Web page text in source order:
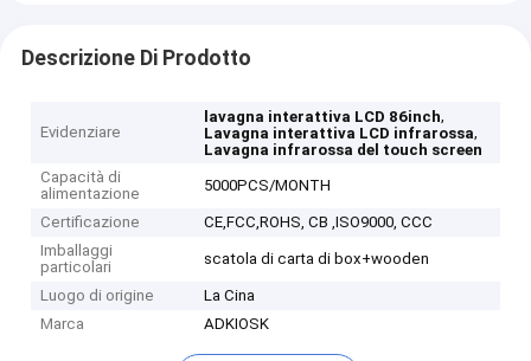
Descrizione Di Prodotto
Evidenziare
lavagna interattiva LCD 86inch,
Lavagna interattiva LCD infrarossa,
Lavagna infrarossa del touch screen
Capacità di
alimentazione
5000PCS/MONTH
Certificazione
CE,FCC,ROHS, CB ,ISO9000, CCC
Imballaggi
particolari
scatola di carta di box+wooden
Luogo di origine
La Cina
Marca
ADKIOSK